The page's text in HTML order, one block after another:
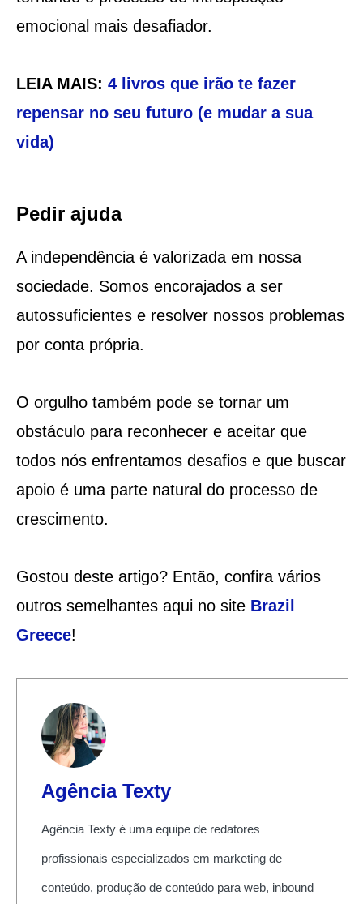
emocional mais desafiador.
LEIA MAIS: 4 livros que irão te fazer
repensar no seu futuro (e mudar a sua
vida)
Pedir ajuda
A independência é valorizada em nossa
sociedade. Somos encorajados a ser
autossuficientes e resolver nossos problemas
por conta própria.
O orgulho também pode se tornar um
obstáculo para reconhecer e aceitar que
todos nós enfrentamos desafios e que buscar
apoio é uma parte natural do processo de
crescimento.
Gostou deste artigo? Então, confira vários
outros semelhantes aqui no site Brazil
Greece!
Agência Texty
Agência Texty é uma equipe de redatores
profissionais especializados em marketing de
conteúdo, produção de conteúdo para web, inbound